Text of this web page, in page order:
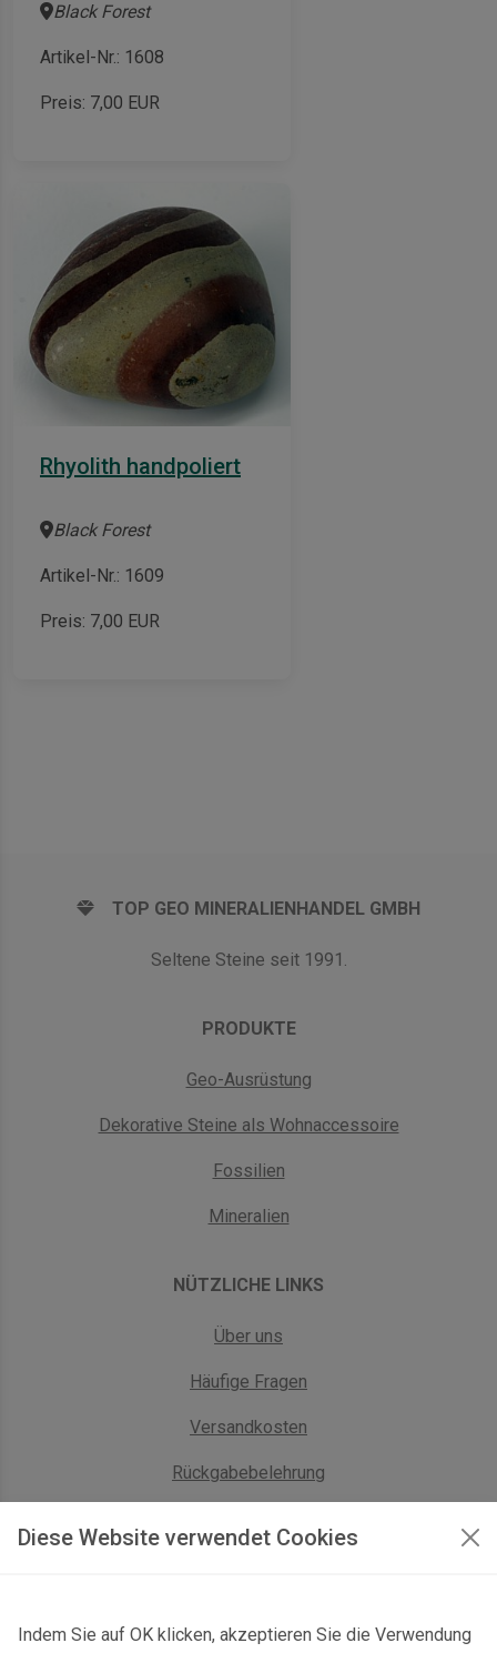
Diese Website verwendet Cookies
Indem Sie auf OK klicken, akzeptieren Sie die Verwendung
Black Forest
Artikel-Nr.: 1608
Preis: 7,00 EUR
Rhyolith handpoliert
Black Forest
Artikel-Nr.: 1609
Preis: 7,00 EUR
TOP GEO MINERALIENHANDEL GMBH
Seltene Steine seit 1991.
PRODUKTE
Geo-Ausrüstung
Dekorative Steine als Wohnaccessoire
Fossilien
Mineralien
NÜTZLICHE LINKS
Über uns
Häufige Fragen
Versandkosten
Rückgabebelehrung
Kontaktformular & Anfahrt